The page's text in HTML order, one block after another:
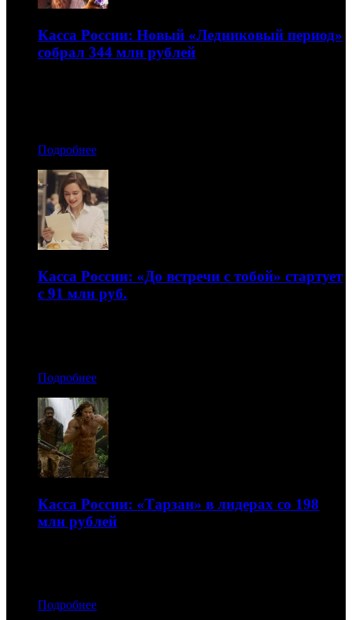
Касса России: Новый «Ледниковый период»
собрал 344 млн рублей
Подробнее
Касса России: «До встречи с тобой» стартует
с 91 млн руб.
Подробнее
Касса России: «Тарзан» в лидерах со 198
млн рублей
Подробнее